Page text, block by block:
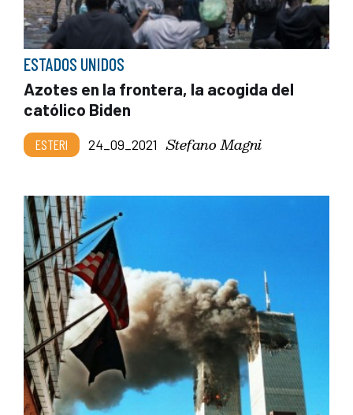
ESTADOS UNIDOS
Azotes en la frontera, la acogida del
católico Biden
ESTERI 24_09_2021 Stefano Magni